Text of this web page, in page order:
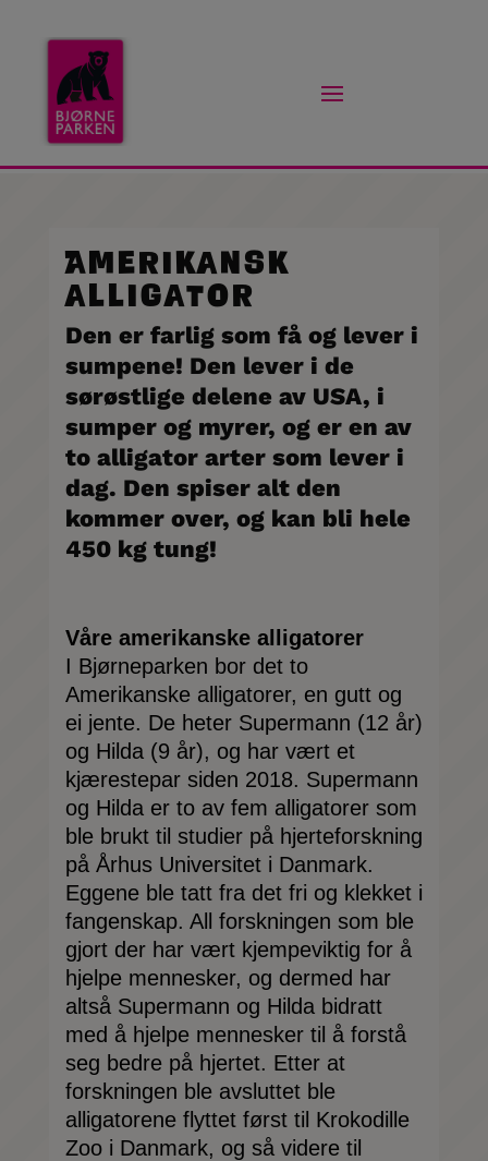
Amerikansk
alligator
Den er farlig som få og lever i
sumpene! Den lever i de
sørøstlige delene av USA, i
sumper og myrer, og er en av
to alligator arter som lever i
dag. Den spiser alt den
kommer over, og kan bli hele
450 kg tung!
Våre amerikanske alligatorer
I Bjørneparken bor det to
Amerikanske alligatorer, en gutt og
ei jente. De heter Supermann (12 år)
og Hilda (9 år), og har vært et
kjærestepar siden 2018. Supermann
og Hilda er to av fem alligatorer som
ble brukt til studier på hjerteforskning
på Århus Universitet i Danmark.
Eggene ble tatt fra det fri og klekket i
fangenskap. All forskningen som ble
gjort der har vært kjempeviktig for å
hjelpe mennesker, og dermed har
altså Supermann og Hilda bidratt
med å hjelpe mennesker til å forstå
seg bedre på hjertet. Etter at
forskningen ble avsluttet ble
alligatorene flyttet først til Krokodille
Zoo i Danmark, og så videre til